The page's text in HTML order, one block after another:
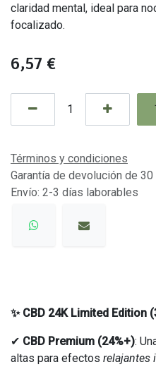
claridad mental, ideal para
focalizado.
6,57 €
Términos y condiciones
Garantía de devolución de 30
Envío: 2-3 días laborables
✨ CBD 24K Limited Edition
✔ CBD Premium (24%+):
altas para efectos relajantes